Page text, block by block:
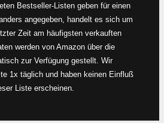
Bestseller-Listen geben für einen
angegeben, handelt es sich um
Zeit am häufigsten verkauften
werden von Amazon über die
zur Verfügung gestellt. Wir
1x täglich und haben keinen Einfluß
Liste erscheinen.